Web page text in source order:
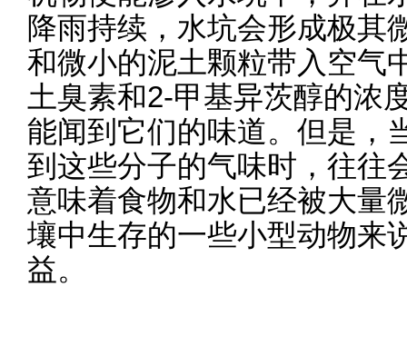
降雨持续，水坑会形成极其
和微小的泥土颗粒带入空气
土臭素和2-甲基异茨醇的浓
能闻到它们的味道。但是，
到这些分子的气味时，往往
意味着食物和水已经被大量
壤中生存的一些小型动物来
益。